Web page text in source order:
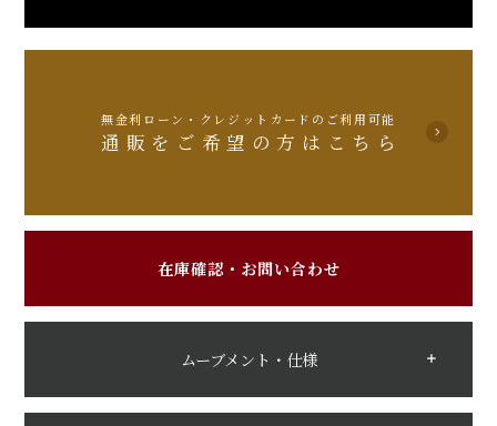
無金利ローン・クレジットカードのご利用可能
通販をご希望の方はこちら
在庫確認・お問い合わせ
ムーブメント・仕様